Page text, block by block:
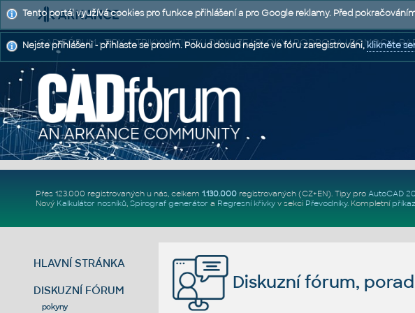
CAD FÓRUM - TIPY A TRIKY | UTILITY | DISKUZE | BLOKY | PODPORA | POMOC A
Přes 123.000 registrovaných u nás, celkem 1.130.000registrovaných (CZ+EN). Tipy pro AutoCAD
Nový Kalkulátor nosníků, Spirograf generátor a Regresní křivkyv sekci Převodníky. Kompletní
HLAVNÍ STRÁNKA
DISKUZNÍ FÓRUM
pokyny
Diskuzní fórum,
Tento portál využívá cookies pro funkce přihlášení a pro Google reklamy. Před
Nejste přihlášeni - přihlaste se prosím. Pokud dosud nejste ve fóru zaregistrováni,klikněte